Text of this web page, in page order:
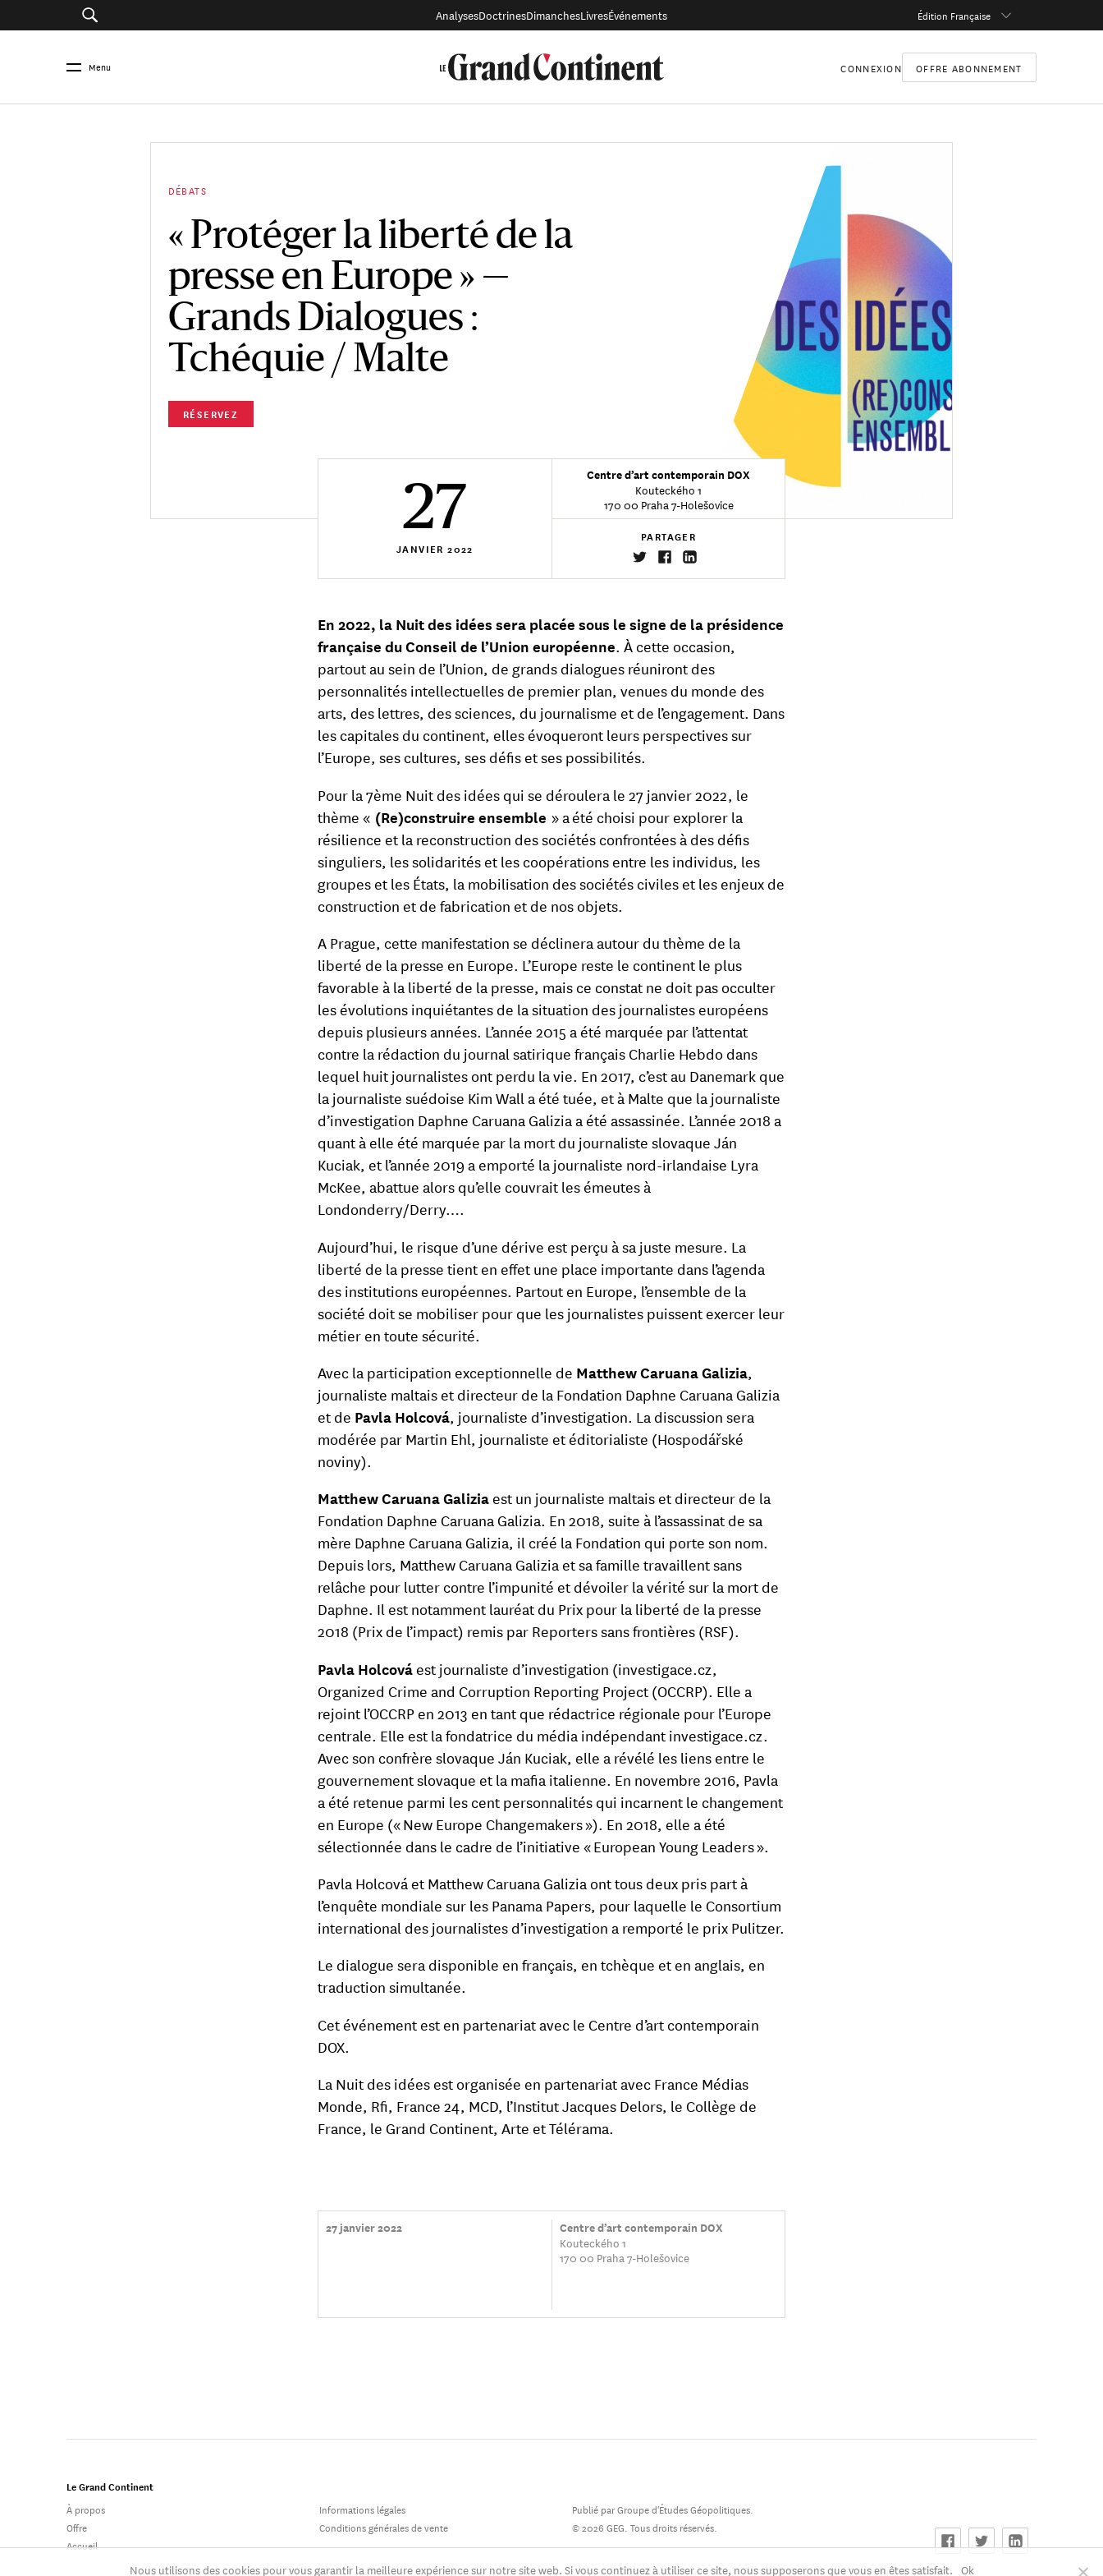
AnalysesDoctrinesDimanchesLivresÉvénements Édition Française
Menu CONNEXION OFFRE ABONNEMENT
DÉBATS
« Protéger la liberté de la
presse en Europe » —
Grands Dialogues :
Tchéquie / Malte
RÉSERVEZ
27
JANVIER 2022
Centre d’art contemporain DOX
Kouteckého 1
170 00 Praha 7-Holešovice
PARTAGER
En 2022, la Nuit des idées sera placée sous le signe de la présidence
française du Conseil de l’Union européenne. À cette occasion,
partout au sein de l’Union, de grands dialogues réuniront des
personnalités intellectuelles de premier plan, venues du monde des
arts, des lettres, des sciences, du journalisme et de l’engagement. Dans
les capitales du continent, elles évoqueront leurs perspectives sur
l’Europe, ses cultures, ses défis et ses possibilités.
Pour la 7ème Nuit des idées qui se déroulera le 27 janvier 2022, le
thème « (Re)construire ensemble » a été choisi pour explorer la
résilience et la reconstruction des sociétés confrontées à des défis
singuliers, les solidarités et les coopérations entre les individus, les
groupes et les États, la mobilisation des sociétés civiles et les enjeux de
construction et de fabrication et de nos objets.
A Prague, cette manifestation se déclinera autour du thème de la
liberté de la presse en Europe. L’Europe reste le continent le plus
favorable à la liberté de la presse, mais ce constat ne doit pas occulter
les évolutions inquiétantes de la situation des journalistes européens
depuis plusieurs années. L’année 2015 a été marquée par l’attentat
contre la rédaction du journal satirique français Charlie Hebdo dans
lequel huit journalistes ont perdu la vie. En 2017, c’est au Danemark que
la journaliste suédoise Kim Wall a été tuée, et à Malte que la journaliste
d’investigation Daphne Caruana Galizia a été assassinée. L’année 2018 a
quant à elle été marquée par la mort du journaliste slovaque Ján
Kuciak, et l’année 2019 a emporté la journaliste nord-irlandaise Lyra
McKee, abattue alors qu’elle couvrait les émeutes à
Londonderry/Derry….
Aujourd’hui, le risque d’une dérive est perçu à sa juste mesure. La
liberté de la presse tient en effet une place importante dans l’agenda
des institutions européennes. Partout en Europe, l’ensemble de la
société doit se mobiliser pour que les journalistes puissent exercer leur
métier en toute sécurité.
Avec la participation exceptionnelle de Matthew Caruana Galizia,
journaliste maltais et directeur de la Fondation Daphne Caruana Galizia
et de Pavla Holcová, journaliste d’investigation. La discussion sera
modérée par Martin Ehl, journaliste et éditorialiste (Hospodářské
noviny).
Matthew Caruana Galiziaest un journaliste maltais et directeur de la
Fondation Daphne Caruana Galizia. En 2018, suite à l’assassinat de sa
mère Daphne Caruana Galizia, il créé la Fondation qui porte son nom.
Depuis lors, Matthew Caruana Galizia et sa famille travaillent sans
relâche pour lutter contre l’impunité et dévoiler la vérité sur la mort de
Daphne. Il est notamment lauréat du Prix pour la liberté de la presse
2018 (Prix de l’impact) remis par Reporters sans frontières (RSF).
Pavla Holcováest journaliste d’investigation (investigace.cz,
Organized Crime and Corruption Reporting Project (OCCRP). Elle a
rejoint l’OCCRP en 2013 en tant que rédactrice régionale pour l’Europe
centrale. Elle est la fondatrice du média indépendant investigace.cz.
Avec son confrère slovaque Ján Kuciak, elle a révélé les liens entre le
gouvernement slovaque et la mafia italienne. En novembre 2016, Pavla
a été retenue parmi les cent personnalités qui incarnent le changement
en Europe (« New Europe Changemakers »). En 2018, elle a été
sélectionnée dans le cadre de l’initiative « European Young Leaders ».
Pavla Holcová et Matthew Caruana Galizia ont tous deux pris part à
l’enquête mondiale sur les Panama Papers, pour laquelle le Consortium
international des journalistes d’investigation a remporté le prix Pulitzer.
Le dialogue sera disponible en français, en tchèque et en anglais, en
traduction simultanée.
Cet événement est en partenariat avec le Centre d’art contemporain
DOX.
La Nuit des idées est organisée en partenariat avec France Médias
Monde, Rfi, France 24, MCD, l’Institut Jacques Delors, le Collège de
France, le Grand Continent, Arte et Télérama.
27 janvier 2022
Centre d’art contemporain DOX
Kouteckého 1
170 00 Praha 7-Holešovice
Le Grand Continent
À propos
Offre
Accueil
Informations légales
Conditions générales de vente
Publié par Groupe d'Études Géopolitiques.
© 2026 GEG. Tous droits réservés.
Nous utilisons des cookies pour vous garantir la meilleure expérience sur notre site web. Si vous continuez à utiliser ce site, nous supposerons que vous en êtes satisfait. Ok